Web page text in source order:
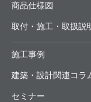
商品仕様図
取付・施工・取扱説
施工事例
建築・設計関連コラ
セミナー